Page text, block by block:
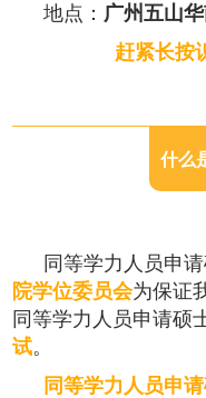
地点： 广州五山
赶紧长按
什么
同等学力人员申
院学位委员会为保证
同等学力人员申请硕
试。
同等学力人员申